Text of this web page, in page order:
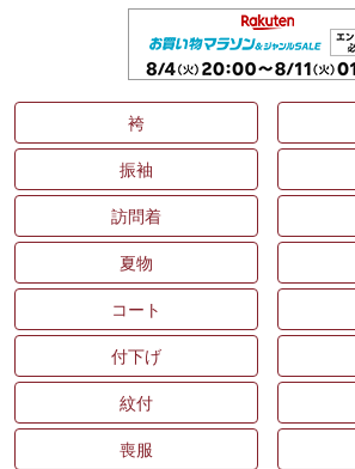
袴
振袖
訪問着
夏物
コート
付下げ
紋付
喪服